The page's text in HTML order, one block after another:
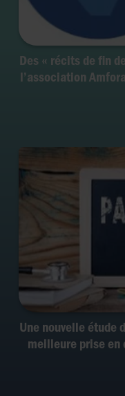
Des « récits de fin
l’association
Une nouvelle étude
meilleure prise